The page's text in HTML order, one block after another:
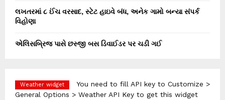
લખતરમાં ૮ ઈંચ વરસાદ, સ્ટેટ હાઇવે બંધ, અનેક ગામો બન્યા સંપર્ક
વિહોણા
એલિસબ્રિજ પાસે છસ્જી બસ ડિવાઈડર પર ચડી ગઈ
Weather widget
You need to fill API key to Customize >
General Options > Weather API Key to get this widget